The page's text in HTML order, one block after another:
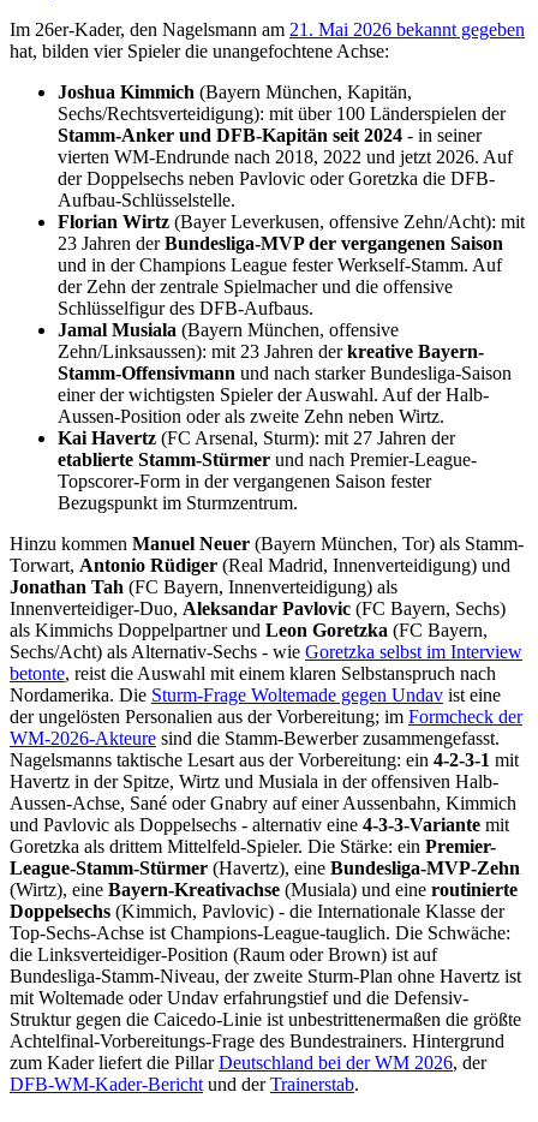
Im 26er-Kader, den Nagelsmann am 21. Mai 2026 bekannt gegeben
hat, bilden vier Spieler die unangefochtene Achse:
Joshua Kimmich (Bayern München, Kapitän,
Sechs/Rechtsverteidigung): mit über 100 Länderspielen der
Stamm-Anker und DFB-Kapitän seit 2024 - in seiner
vierten WM-Endrunde nach 2018, 2022 und jetzt 2026. Auf
der Doppelsechs neben Pavlovic oder Goretzka die DFB-
Aufbau-Schlüsselstelle.
Florian Wirtz (Bayer Leverkusen, offensive Zehn/Acht): mit
23 Jahren derBundesliga-MVP der vergangenen Saison
und in der Champions League fester Werkself-Stamm. Auf
der Zehn der zentrale Spielmacher und die offensive
Schlüsselfigur des DFB-Aufbaus.
Jamal Musiala (Bayern München, offensive
Zehn/Linksaussen): mit 23 Jahren derkreative Bayern-
Stamm-Offensivmann und nach starker Bundesliga-Saison
einer der wichtigsten Spieler der Auswahl. Auf der Halb-
Aussen-Position oder als zweite Zehn neben Wirtz.
Kai Havertz (FC Arsenal, Sturm): mit 27 Jahren der
etablierte Stamm-Stürmer und nach Premier-League-
Topscorer-Form in der vergangenen Saison fester
Bezugspunkt im Sturmzentrum.
Hinzu kommen Manuel Neuer (Bayern München, Tor) als Stamm-
Torwart, Antonio Rüdiger (Real Madrid, Innenverteidigung) und
Jonathan Tah (FC Bayern, Innenverteidigung) als
Innenverteidiger-Duo, Aleksandar Pavlovic (FC Bayern, Sechs)
als Kimmichs Doppelpartner und Leon Goretzka (FC Bayern,
Sechs/Acht) als Alternativ-Sechs - wie Goretzka selbst im Interview
betonte, reist die Auswahl mit einem klaren Selbstanspruch nach
Nordamerika. Die Sturm-Frage Woltemade gegen Undav ist eine
der ungelösten Personalien aus der Vorbereitung; im Formcheck der
WM-2026-Akteure sind die Stamm-Bewerber zusammengefasst.
Nagelsmanns taktische Lesart aus der Vorbereitung: ein 4-2-3-1 mit
Havertz in der Spitze, Wirtz und Musiala in der offensiven Halb-
Aussen-Achse, Sané oder Gnabry auf einer Aussenbahn, Kimmich
und Pavlovic als Doppelsechs - alternativ eine 4-3-3-Variante mit
Goretzka als drittem Mittelfeld-Spieler. Die Stärke: ein Premier-
League-Stamm-Stürmer (Havertz), eine Bundesliga-MVP-Zehn
(Wirtz), eine Bayern-Kreativachse (Musiala) und eine routinierte
Doppelsechs (Kimmich, Pavlovic) - die Internationale Klasse der
Top-Sechs-Achse ist Champions-League-tauglich. Die Schwäche:
die Linksverteidiger-Position (Raum oder Brown) ist auf
Bundesliga-Stamm-Niveau, der zweite Sturm-Plan ohne Havertz ist
mit Woltemade oder Undav erfahrungstief und die Defensiv-
Struktur gegen die Caicedo-Linie ist unbestrittenermaßen die größte
Achtelfinal-Vorbereitungs-Frage des Bundestrainers. Hintergrund
zum Kader liefert die PillarDeutschland bei der WM 2026, der
DFB-WM-Kader-Bericht und derTrainerstab.